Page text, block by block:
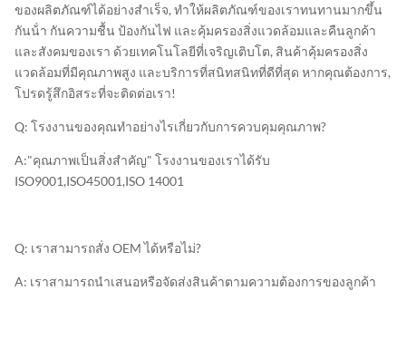
ของผลิตภัณฑ์ได้อย่างสําเร็จ, ทําให้ผลิตภัณฑ์ของเราทนทานมากขึ้น
กันน้ํา กันความชื้น ป้องกันไฟ และคุ้มครองสิ่งแวดล้อมและคืนลูกค้า
และสังคมของเรา ด้วยเทคโนโลยีที่เจริญเติบโต, สินค้าคุ้มครองสิ่ง
แวดล้อมที่มีคุณภาพสูง และบริการที่สนิทสนิทที่ดีที่สุด หากคุณต้องการ,
โปรดรู้สึกอิสระที่จะติดต่อเรา!
Q: โรงงานของคุณทําอย่างไรเกี่ยวกับการควบคุมคุณภาพ?
A:"คุณภาพเป็นสิ่งสําคัญ" โรงงานของเราได้รับ
ISO9001,ISO45001,ISO 14001
Q: เราสามารถสั่ง OEM ได้หรือไม่?
A: เราสามารถนําเสนอหรือจัดส่งสินค้าตามความต้องการของลูกค้า